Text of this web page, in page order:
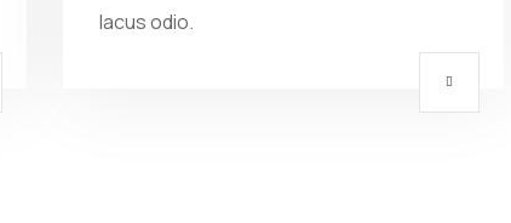
lacus odio.